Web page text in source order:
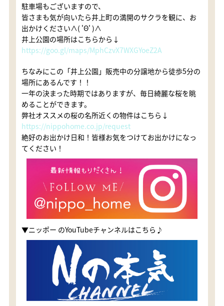
駐車場もございますので、
皆さまも気が向いたら井上町の満開のサクラを観に、お
出かけください∧( 'Θ' )∧
井上公園の場所はこちらから↓
https://goo.gl/maps/MphCzvX7WXGYoeZ2A
ちなみにこの「井上公園」販売中の分譲地から徒歩5分の
場所にあるんです！！
一年の決まった時期ではありますが、毎日綺麗な桜を眺
めることができます。
弊社オススメの桜の名所近くの物件はこちら↓
https://nippohome.co.jp/request
絶好のお出かけ日和！皆様お気をつけてお出かけになっ
てください！
▼ニッポー のYouTubeチャンネルはこちら♪